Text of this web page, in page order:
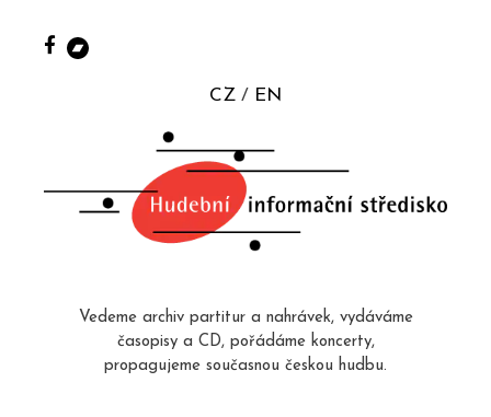
CZ EN
Vedeme archiv partitur a nahrávek, vydáváme
časopisy a CD, pořádáme koncerty,
propagujeme současnou českou hudbu.